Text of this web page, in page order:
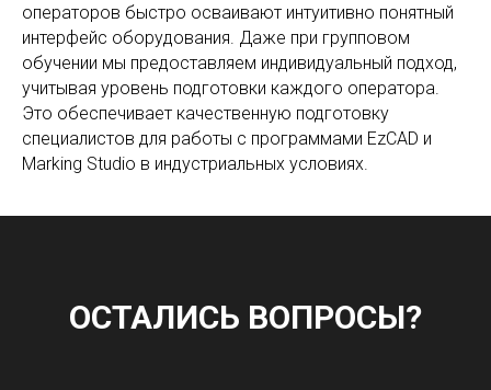
операторов быстро осваивают интуитивно понятный
интерфейс оборудования. Даже при групповом
обучении мы предоставляем индивидуальный подход,
учитывая уровень подготовки каждого оператора.
Это обеспечивает качественную подготовку
специалистов для работы с программами EzCAD и
Marking Studio в индустриальных условиях.
ОСТАЛИСЬ ВОПРОСЫ?